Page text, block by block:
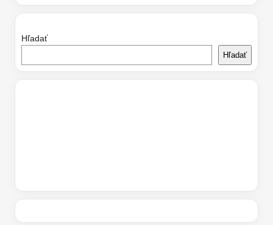
Hľadať
Hľadať